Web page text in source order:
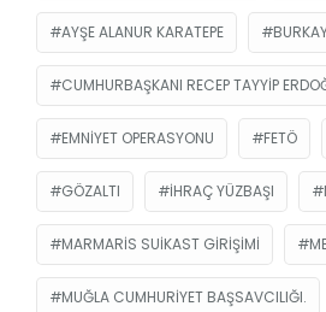
AYŞE ALANUR KARATEPE
CUMHURBAŞKANI RECEP TAYYIP
EMNIYET OPERASYONU FETÖ
GÖZALTI IHRAÇ YÜZBAŞI
MARMARIS SUIKAST GIRIŞIMI
MUĞLA CUMHURIYET BAŞSAVCILIĞI.